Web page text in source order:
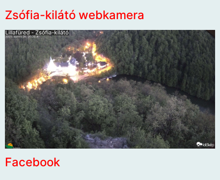
Zsófia-kilátó webkamera
Facebook